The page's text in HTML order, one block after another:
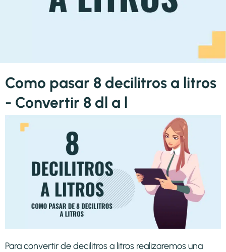
Como pasar 8 decilitros a litros
- Convertir 8 dl a l
Para convertir de decilitros a litros realizaremos una